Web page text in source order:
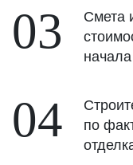
03
Смета
04
по